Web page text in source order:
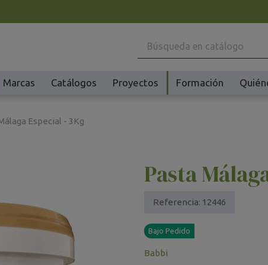
Maquinaria
Fermentadores y Cocedores
Fundidores Chocolate
Marcas Catálogos Proyectos Formación
Especial - 3Kg
Pasta
Referencia: 12446
Bajo Pedido
Babbi